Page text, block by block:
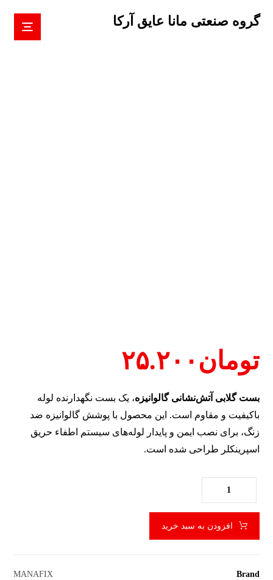
گروه صنعتی مانا عایق آرکا
تومان ۲۵.۲۰۰
بست گلابی آتش‌نشانی گالوانیزه، یک بست نگهدارنده لوله
باکیفیت و مقاوم است. این محصول با پوشش گالوانیزه ضد
زنگ، برای نصب ایمن و پایدار لوله‌های سیستم اطفاء حریق
اسپرینکلر طراحی شده است.
افزودن به سبد خرید
Brand
MANAFIX